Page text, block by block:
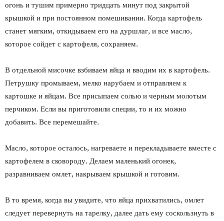
огонь и тушим примерно тридцать минут под закрытой
крышкой и при постоянном помешивании. Когда картофель
станет мягким, откидываем его на дуршлаг, и все масло,
которое сойдет с картофеля, сохраняем.
В отдельной мисочке взбиваем яйца и вводим их в картофель.
Петрушку промываем, мелко нарубаем и отправляем к
картошке и яйцам. Все присыпаем солью и черным молотым
перчиком. Если вы приготовили специи, то и их можно
добавить. Все перемешайте.
Масло, которое осталось, нагреваете и перекладываете вместе с
картофелем в сковороду. Делаем маленький огонек,
разравниваем омлет, накрываем крышкой и готовим.
В то время, когда вы увидите, что яйца прихватились, омлет
следует перевернуть на тарелку, далее дать ему соскользнуть в